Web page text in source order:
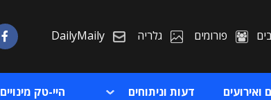
פורומים גלריה DailyMaily
ואירועים דעות וניתוחים היי-טק מינויים